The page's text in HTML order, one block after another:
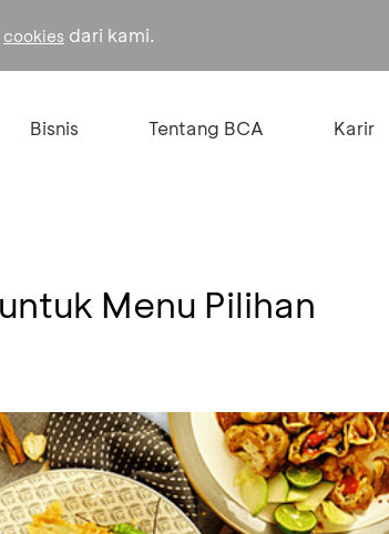
cookies dari kami.
Bisnis Tentang BCA Karir
Menu Pilihan